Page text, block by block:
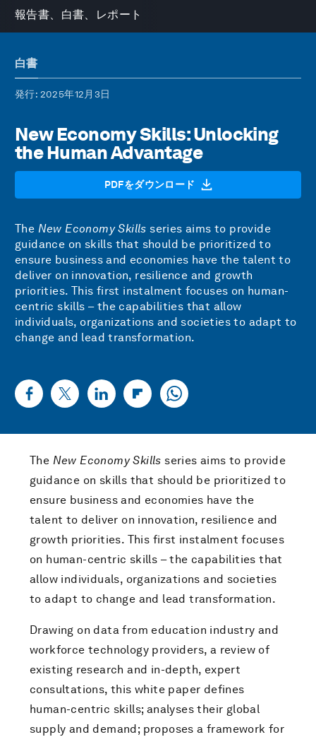
報告書、白書、レポート
白書
発行: 2025年12月3日
New Economy Skills: Unlocking
the Human Advantage
PDFをダウンロード
The New Economy Skills series aims to provide
guidance on skills that should be prioritized to
ensure business and economies have the talent to
deliver on innovation, resilience and growth
priorities. This first instalment focuses on human-
centric skills – the capabilities that allow
individuals, organizations and societies to adapt to
change and lead transformation.
The New Economy Skills series aims to provide
guidance on skills that should be prioritized to
ensure business and economies have the
talent to deliver on innovation, resilience and
growth priorities. This first instalment focuses
on human-centric skills – the capabilities that
allow individuals, organizations and societies
to adapt to change and lead transformation.
Drawing on data from education industry and
workforce technology providers, a review of
existing research and in-depth, expert
consultations, this white paper defines
human-centric skills; analyses their global
supply and demand; proposes a framework for